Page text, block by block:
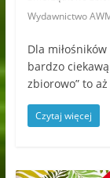
Wydawnictwo
Dla
bardzo
zbiorowo” to
Czytaj więcej